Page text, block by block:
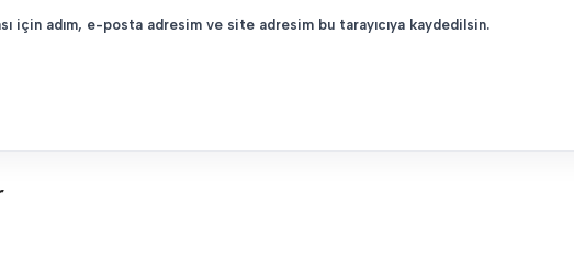
için adım, e-posta adresim ve site adresim bu tarayıcıya kaydedilsin.